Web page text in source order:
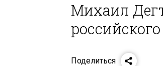
Михаил
Поделиться